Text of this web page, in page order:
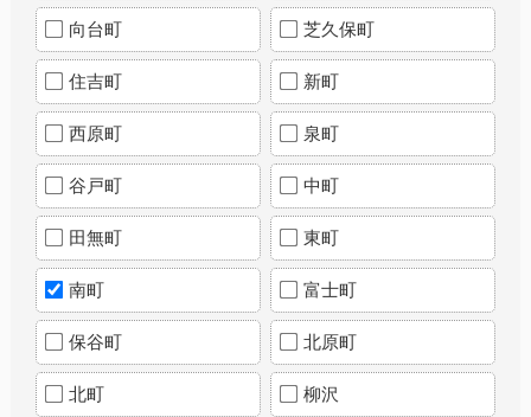
向台町 芝久保町
住吉町 新町
西原町 泉町
谷戸町 中町
田無町 東町
南町 富士町
保谷町 北原町
北町 柳沢